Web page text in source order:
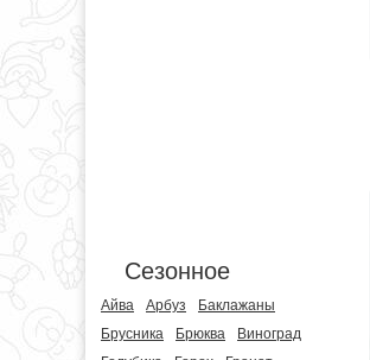
Сезонное
Айва Арбуз
Баклажаны
Брусника
Брюква
Виноград